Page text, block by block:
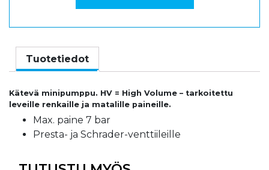
Tuotetiedot
Kätevä minipumppu. HV = High Volume – tarkoitettu
leveille renkaille ja matalille paineille.
Max. paine 7 bar
Presta- ja Schrader-venttiileille